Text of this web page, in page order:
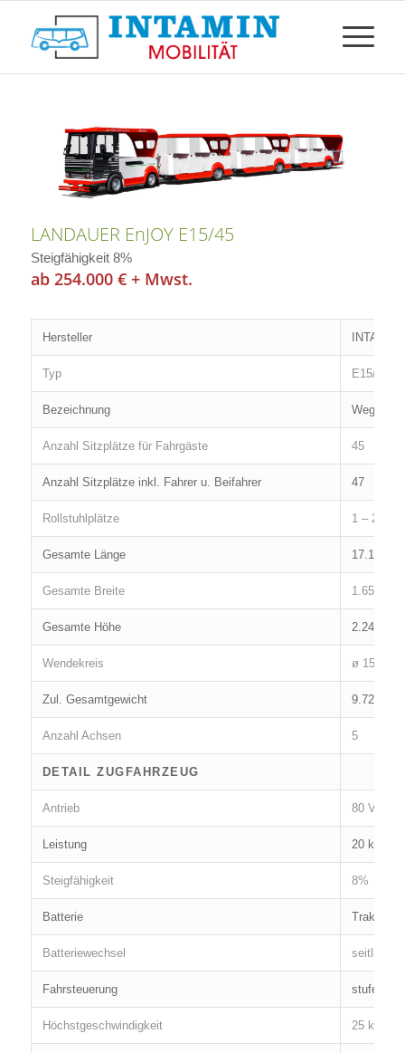
LANDAUER EnJOY E15/45
Steigfähigkeit 8%
ab 254.000 € + Mwst.
Hersteller INTAMIN
Typ E15/45
Bezeichnung
Anzahl Sitzplätze für Fahrgäste 45
Anzahl Sitzplätze inkl. Fahrer u. Beifahrer 47
Rollstuhlplätze 1 – 2, je
Gesamte Länge 17.100
Gesamte Breite 1.650 mm
Gesamte Höhe 2.248 mm
Wendekreis ø 15 m
Zul. Gesamtgewicht 9.725 kg
Anzahl Achsen 5
DETAIL ZUGFAHRZEUG
Antrieb 80 Volt
Leistung 20 kw,
Steigfähigkeit 8%
Batterie
Batteriewechsel seitlich
Fahrsteuerung stufenlos
Höchstgeschwindigkeit 25 km/h